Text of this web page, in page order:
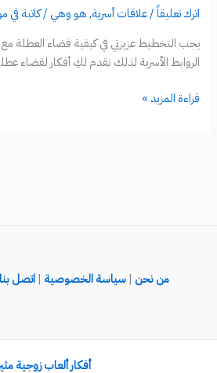
اترك تعليقاً/علاقات أسرية,هو وهي /كاتبة في
يجب التخطيط عزيزتي في كيفية قضاء العطلة
الروابط الأسرية لذلك نقدم لكِ أفكار لقضاء
أفكار
قراءة المزيد »
من نحن |سياسة الخصوصية |اتصل بنا
أفكار ألعاب زوجية